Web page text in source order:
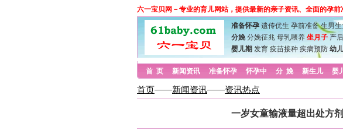
六一宝贝网－专业的育儿网站，提供最新的亲子资讯、全面的孕
准备怀孕 遗传优生 孕前准备 生男
分娩 分娩征兆 母乳喂养 坐月子 产
婴儿期 发育 疫苗接种 疾病预防 幼
首 页 新闻资讯 准备怀孕 怀孕中 分 娩 新生儿 婴
首页——新闻资讯——资讯热点
一岁女童输液量超出处方